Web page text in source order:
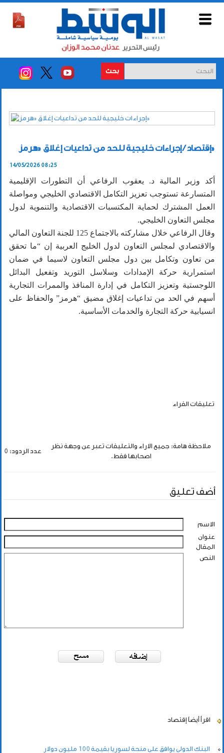
بحث
إقتصاد / إجراءات خليجية للحد من تداعيات إغلاق «هرمز»
14/05/2026 08:25
أكد وزير المالية د. يعقوب الرفاعي أن التطورات الإقليمية
المتسارعة تستوجب تعزيز التكامل الاقتصادي الخليجي ومواصلة
العمل المشترك لحماية المكتسبات الاقتصادية والتنموية لدول
مجلس التعاون الخليجي.
وقال الرفاعي خلال مشاركته بالاجتماع 125 للجنة التعاون المالي
والاقتصادي لمجلس التعاون لدول الخليج العربية إن “ما تحقق
من تعاون وتكامل بين دول مجلس التعاون لاسيما في ضمان
استمرارية حركة الإمدادات وسلاسل التوريد وتفعيل البدائل
اللوجستية وتعزيز التكامل في إدارة المنافذ والممرات التجارية
أسهم في الحد من تداعيات إغلاق مضيق “هرمز” والحفاظ على
انسيابية حركة التجارة والخدمات الأساسية.
تعليقات القراء
ملاحظة هامة: جميع الاراء والتعليقات تعبر عن وجهة نظر
اصحابها فقط.
عدد الردود: 0
أضف تعليق
الاسم
عنوان
المقال
النص
اقرأ أيضاً إقتصاد
البنك الدولي يوافق على منحة لسوريا بقيمة 100 مليون دولار